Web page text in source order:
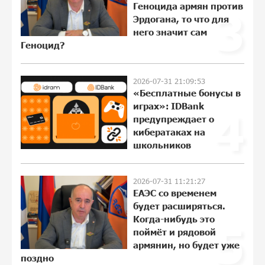
Пашинян ты упустил свой шанс уйти
спокойно. Аршак Карапетян
Обновленный Центр продаж и
обслуживания Ucom открылся по
адресу ул. Шаумяна, 24/2 в Арарате
12:03:54 28-07-2026
Никогда Нагорный Карабах не был в
составе независимого Азербайджана.
Аршак Карапетян
Бывший премьер-министр Словакии
обратился к президенту страны с
3
Геноцида армян против
Эрдогана, то что для
него значит сам
Геноцид?
2026-07-31 21:09:53
«Бесплатные бонусы в
играх»: IDBank
предупреждает о
кибератаках на
школьников
5
2026-07-31 11:21:27
ЕАЭС со временем
будет расширяться.
Когда-нибудь это
поймёт и рядовой
армянин, но будет уже
поздно